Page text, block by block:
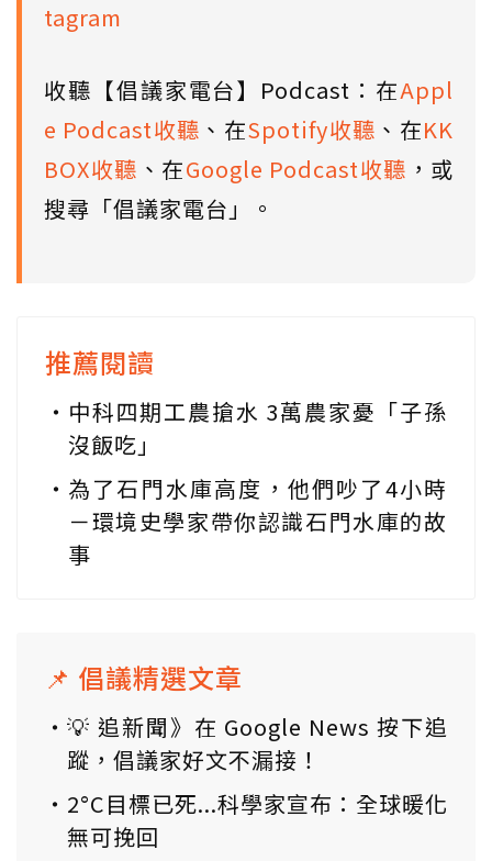
tagram
收聽【倡議家電台】Podcast：在Appl
e Podcast收聽 、在Spotify收聽 、在KK
BOX收聽 、在Google Podcast收聽 ，或
搜尋「倡議家電台」。
推薦閱讀
中科四期工農搶水 3萬農家憂「子孫
沒飯吃」
為了石門水庫高度，他們吵了4小時
－環境史學家帶你認識石門水庫的故
事
📌 倡議精選文章
💡 追新聞》在 Google News 按下追
蹤，倡議家好文不漏接！
2°C目標已死...科學家宣布：全球暖化
無可挽回